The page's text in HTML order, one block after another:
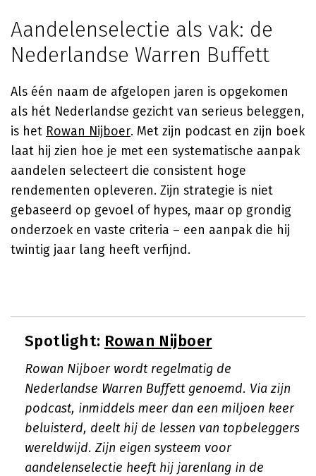
Aandelenselectie als vak: de
Nederlandse Warren Buffett
Als één naam de afgelopen jaren is opgekomen
als hét Nederlandse gezicht van serieus beleggen,
is het Rowan Nijboer. Met zijn podcast en zijn boek
laat hij zien hoe je met een systematische aanpak
aandelen selecteert die consistent hoge
rendementen opleveren. Zijn strategie is niet
gebaseerd op gevoel of hypes, maar op grondig
onderzoek en vaste criteria – een aanpak die hij
twintig jaar lang heeft verfijnd.
Spotlight: Rowan Nijboer
Rowan Nijboer wordt regelmatig de
Nederlandse Warren Buffett genoemd. Via zijn
podcast, inmiddels meer dan een miljoen keer
beluisterd, deelt hij de lessen van topbeleggers
wereldwijd. Zijn eigen systeem voor
aandelenselectie heeft hij jarenlang in de